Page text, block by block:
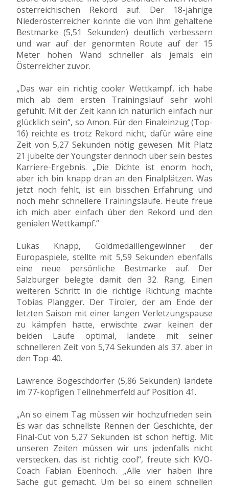
österreichischen Rekord auf. Der 18-jährige
Niederösterreicher konnte die von ihm gehaltene
Bestmarke (5,51 Sekunden) deutlich verbessern
und war auf der genormten Route auf der 15
Meter hohen Wand schneller als jemals ein
Österreicher zuvor.
„Das war ein richtig cooler Wettkampf, ich habe
mich ab dem ersten Trainingslauf sehr wohl
gefühlt. Mit der Zeit kann ich natürlich einfach nur
glücklich sein“, so Amon. Für den Finaleinzug (Top-
16) reichte es trotz Rekord nicht, dafür wäre eine
Zeit von 5,27 Sekunden nötig gewesen. Mit Platz
21 jubelte der Youngster dennoch über sein bestes
Karriere-Ergebnis. „Die Dichte ist enorm hoch,
aber ich bin knapp dran an den Finalplätzen. Was
jetzt noch fehlt, ist ein bisschen Erfahrung und
noch mehr schnellere Trainingsläufe. Heute freue
ich mich aber einfach über den Rekord und den
genialen Wettkampf.“
Lukas Knapp, Goldmedaillengewinner der
Europaspiele, stellte mit 5,59 Sekunden ebenfalls
eine neue persönliche Bestmarke auf. Der
Salzburger belegte damit den 32. Rang. Einen
weiteren Schritt in die richtige Richtung machte
Tobias Plangger. Der Tiroler, der am Ende der
letzten Saison mit einer langen Verletzungspause
zu kämpfen hatte, erwischte zwar keinen der
beiden Läufe optimal, landete mit seiner
schnelleren Zeit von 5,74 Sekunden als 37. aber in
den Top-40.
Lawrence Bogeschdorfer (5,86 Sekunden) landete
im 77-köpfigen Teilnehmerfeld auf Position 41.
„An so einem Tag müssen wir hochzufrieden sein.
Es war das schnellste Rennen der Geschichte, der
Final-Cut von 5,27 Sekunden ist schon heftig. Mit
unseren Zeiten müssen wir uns jedenfalls nicht
verstecken, das ist richtig cool“, freute sich KVÖ-
Coach Fabian Ebenhoch. „Alle vier haben ihre
Sache gut gemacht. Um bei so einem schnellen